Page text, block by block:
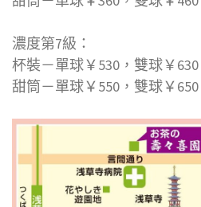
濃度第7級：
杯裝－單球￥530，雙球￥630
甜筒－單球￥550，雙球￥650